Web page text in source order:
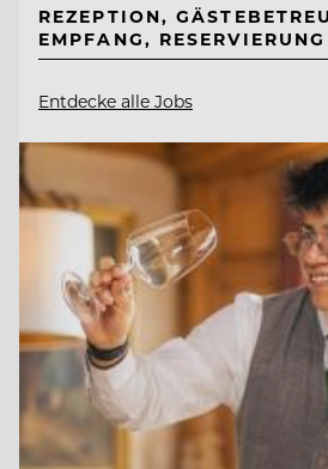
REZEPTION,
EMPFANG, RESERVIERUNG
Entdecke alle Jobs